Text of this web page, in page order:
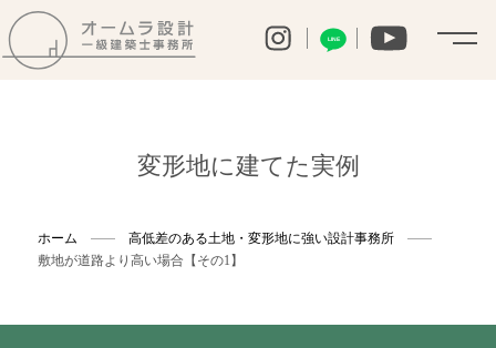
LINE
変形地に建てた実例
ホーム
高低差のある土地・変形地に強い設計事務所
敷地が道路より高い場合【その1】